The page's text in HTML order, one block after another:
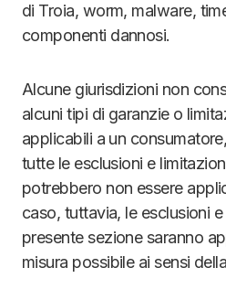
di Troia, worm, malware,
componenti dannosi.
Alcune giurisdizioni non
alcuni tipi di garanzie o
applicabili a un
tutte le esclusioni e
potrebbero non essere
caso, tuttavia, le esclusioni
presente sezione saranno
misura possibile ai sensi